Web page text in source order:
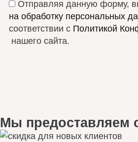
Отправляя данную форму,
на обработку персональных
соответствии с Политикой
нашего сайта.
Мы предоставляем